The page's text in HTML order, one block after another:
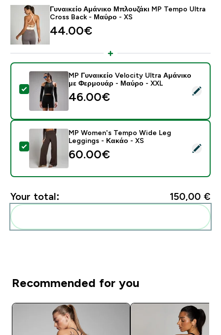
Γυναικείο Αμάνικο Μπλουζάκι MP Tempo Ultra
Cross Back - Μαύρο - XS
44.00€‎
Select this product - MP Γυναικείο Velocity Ultra
MP Γυναικείο Velocity Ultra Αμάνικο
με Φερμουάρ - Μαύρο - XXL
46.00€‎
Select this product - MP Women's Tempo Wide Leg
MP Women's Tempo Wide Leg
Leggings - Κακάο - XS
60.00€‎
Your total: 150,00 €‎
Recommended for you